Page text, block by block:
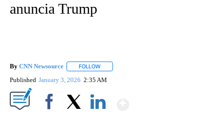
anuncia Trump
By CNN Newsource FOLLOW
Published January 3, 2026 2:35 AM